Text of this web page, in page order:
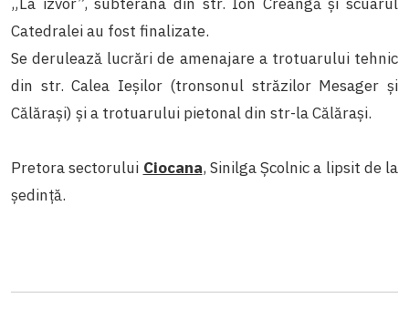
Catedralei au fost finalizate.
Se derulează lucrări de amenajare a trotuarului tehnic
din str. Calea Ieșilor (tronsonul străzilor Mesager și
Călărași) și a trotuarului pietonal din str-la Călărași.
Pretora sectorului Ciocana, Sinilga Școlnic a lipsit de la
ședință.